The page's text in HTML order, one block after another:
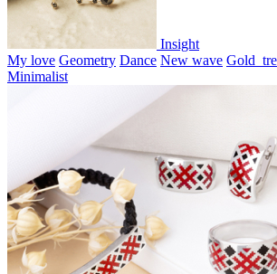
Insight
My love Geometry Dance New wave
Minimalist